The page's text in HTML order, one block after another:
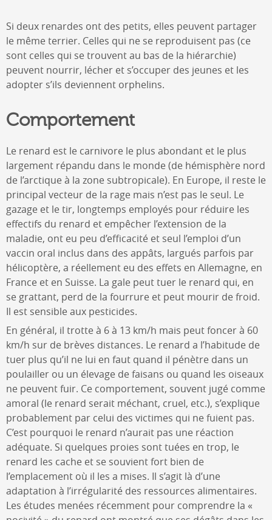
Si deux renardes ont des petits, elles peuvent partager
le même terrier. Celles qui ne se reproduisent pas (ce
sont celles qui se trouvent au bas de la hiérarchie)
peuvent nourrir, lécher et s’occuper des jeunes et les
adopter s’ils deviennent orphelins.
Comportement
Le renard est le carnivore le plus abondant et le plus
largement répandu dans le monde (de hémisphère nord
de l’arctique à la zone subtropicale). En Europe, il reste le
principal vecteur de la rage mais n’est pas le seul. Le
gazage et le tir, longtemps employés pour réduire les
effectifs du renard et empêcher l’extension de la
maladie, ont eu peu d’efficacité et seul l’emploi d’un
vaccin oral inclus dans des appâts, largués parfois par
hélicoptère, a réellement eu des effets en Allemagne, en
France et en Suisse. La gale peut tuer le renard qui, en
se grattant, perd de la fourrure et peut mourir de froid.
Il est sensible aux pesticides.
En général, il trotte à 6 à 13 km/h mais peut foncer à 60
km/h sur de brèves distances. Le renard a l’habitude de
tuer plus qu’il ne lui en faut quand il pénètre dans un
poulailler ou un élevage de faisans ou quand les oiseaux
ne peuvent fuir. Ce comportement, souvent jugé comme
amoral (le renard serait méchant, cruel, etc.), s’explique
probablement par celui des victimes qui ne fuient pas.
C’est pourquoi le renard n’aurait pas une réaction
adéquate. Si quelques proies sont tuées en trop, le
renard les cache et se souvient fort bien de
l’emplacement où il les a mises. Il s’agit là d’une
adaptation à l’irrégularité des ressources alimentaires.
Les études menées récemment pour comprendre la «